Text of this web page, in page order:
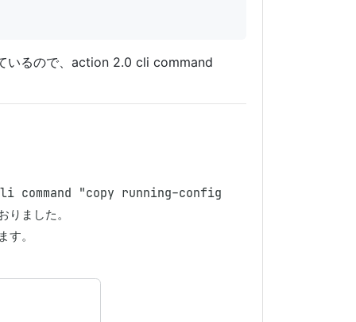
るので、action 2.0 cli command
cli command "copy running-config
ました。
。